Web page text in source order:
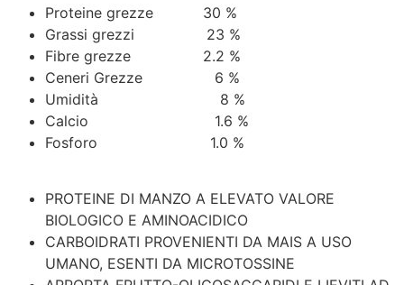
Proteine grezze 30 %
Grassi grezzi 23 %
Fibre grezze 2.2 %
Ceneri Grezze 6 %
Umidità 8 %
Calcio 1.6 %
Fosforo 1.0 %
PROTEINE DI MANZO A ELEVATO VALORE
BIOLOGICO E AMINOACIDICO
CARBOIDRATI PROVENIENTI DA MAIS A USO
UMANO, ESENTI DA MICROTOSSINE